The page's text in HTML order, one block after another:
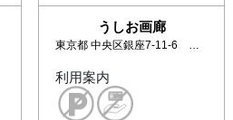
うしお画廊
東京都 中央区銀座7-11-6 イソノビル3F
利用案内